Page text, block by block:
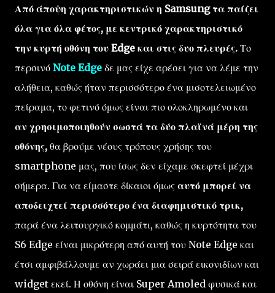
Από άποψη χαρακτηριστικών η Samsung τα παίζει
όλα για όλα φέτος, με κεντρικό χαρακτηριστικό
την κυρτή οθόνη του Edge και στις δυο πλευρές. Το
περσινό Note Edge δε μας είχε αρέσει για να λέμε την
αλήθεια, καθώς ήταν περισσότερο ένα μισοτελειωμένο
πείραμα, το φετινό όμως είναι πιο ολοκληρωμένο και
αν χρησιμοποιηθούν σωστά τα δύο πλαϊνά μέρη της
οθόνης, θα βρούμε νέους τρόπους χρήσης του
smartphone μας, που ίσως δεν είχαμε σκεφτεί μέχρι
σήμερα. Για να είμαστε δίκαιοι όμως αυτό μπορεί να
αποδειχτεί περισσότερο ένα διαφημιστικό τρικ,
παρά ένα λειτουργικό κομμάτι, καθώς η κυρτότητα του
S6 Edge είναι μικρότερη από αυτή του Note Edge και
έτσι αμφιβάλλουμε αν χωράει μια σειρά εικονιδίων και
widget εκεί. Η οθόνη είναι Super Amoled φυσικά και